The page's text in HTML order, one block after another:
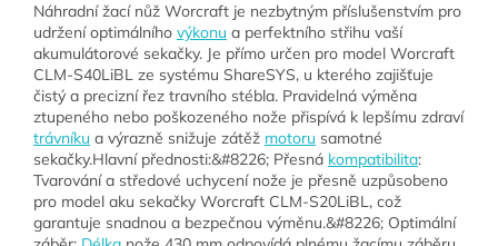
Náhradní žací nůž Worcraft je nezbytným příslušenstvím pro
udržení optimálního výkonu a perfektního střihu vaší
akumulátorové sekačky. Je přímo určen pro model Worcraft
CLM-S40LiBL ze systému ShareSYS, u kterého zajišťuje
čistý a precizní řez travního stébla. Pravidelná výměna
ztupeného nebo poškozeného nože přispívá k lepšímu zdraví
trávníku a výrazně snižuje zátěž motoru samotné
sekačky.Hlavní přednosti:&#8226; Přesná kompatibilita:
Tvarování a středové uchycení nože je přesně uzpůsobeno
pro model aku sekačky Worcraft CLM-S20LiBL, což
garantuje snadnou a bezpečnou výměnu.&#8226; Optimální